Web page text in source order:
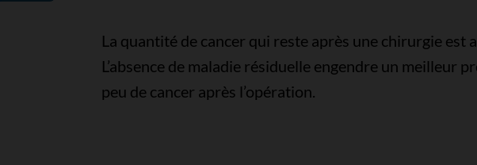
La quantité de cancer qui reste après une chirurgie est
L’absence de maladie résiduelle engendre un meilleur
peu de cancer après l’opération.